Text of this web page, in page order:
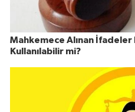
Mahkemece Alınan İfadeler
Kullanılabilir mi?